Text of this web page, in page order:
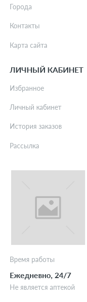
Время работы
Ежедневно, 24/7
Не является аптекой
Города
Контакты
Карта сайта
ЛИЧНЫЙ КАБИНЕТ
Избранное
Личный кабинет
История заказов
Рассылка